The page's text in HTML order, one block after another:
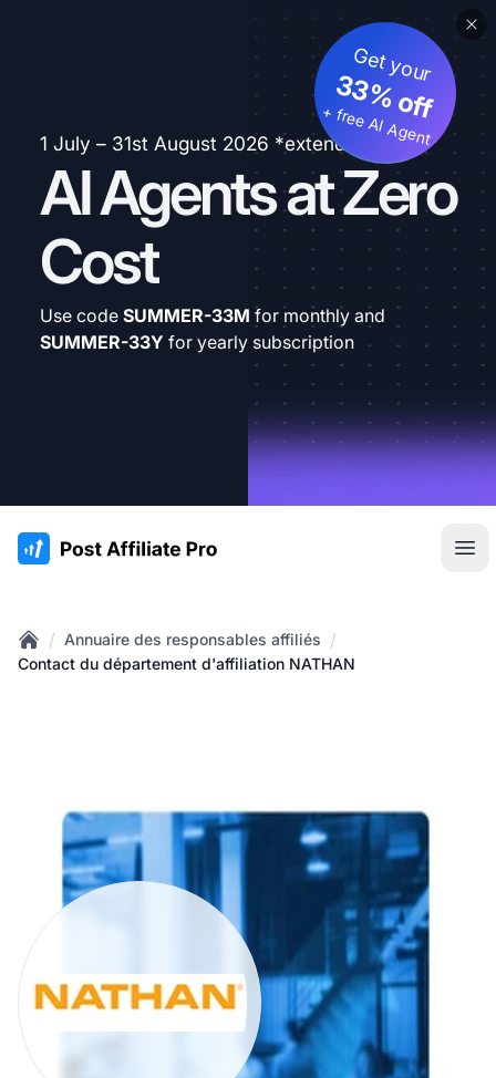
1 July – 31st August 2026 *extended
AI Agents at Zero
Cost
Get your
33% off
+ free AI Agent
Use code SUMMER-33M for monthly and
SUMMER-33Y for yearly subscription
:site.title
Home
/ Annuaire des responsables affiliés /
Contact du département d'affiliation NATHAN